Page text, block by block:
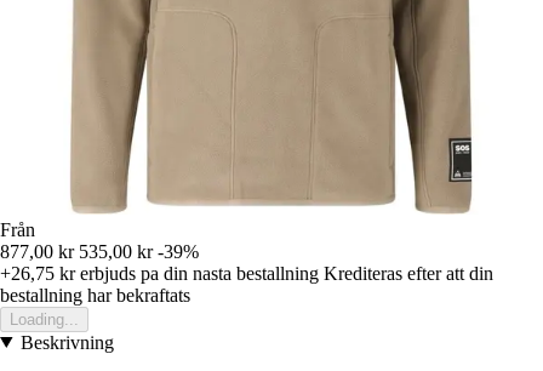
Från
877,00 kr 535,00 kr -39%
+26,75 krerbjuds pa din nasta bestallning Krediteras efter att din
bestallning har bekraftats
Loading...
Beskrivning